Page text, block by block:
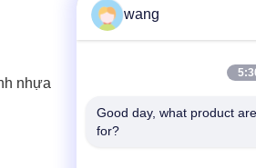
nhựa
86-029-33786435
wang
Good day, what product
for?